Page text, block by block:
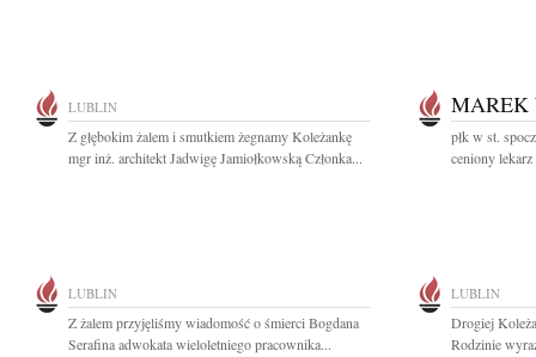
LUBLIN
Z głębokim żalem i smutkiem żegnamy Koleżankę
mgr inż. architekt Jadwigę Jamiołkowską Członka...
MAREK
płk w st.
ceniony
LUBLIN
Z żalem przyjęliśmy wiadomość o śmierci Bogdana
Serafina adwokata wieloletniego pracownika...
LUBLIN
Drogiej
Rodzinie